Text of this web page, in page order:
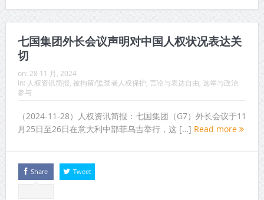
七国集团外长会议声明对中国人权状况表达关
切
on: 28 11 月, 2024
In: 人权资讯简报 被拘留/监禁者人权保护 言论与表达自由 选举与政治
参与
（2024-11-28）人权资讯简报：七国集团（G7）外长会议于11
月25日至26日在意大利中部菲乌吉举行，这 […] Read more
Share Tweet